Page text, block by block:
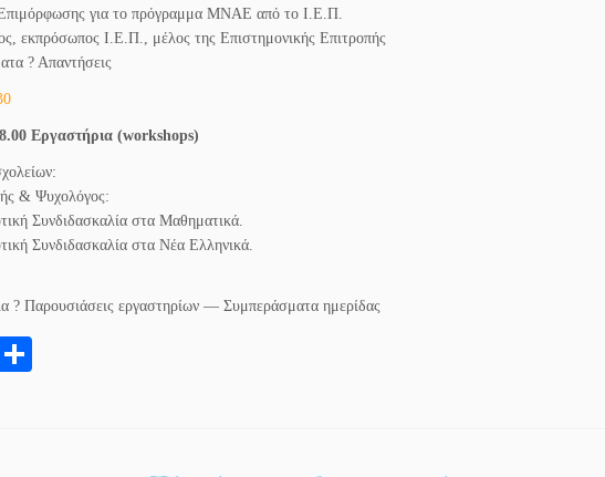
για το πρόγραμμα ΜΝΑΕ από το Ι.Ε.Π.
εκπρόσωπος Ι.Ε.Π., μέλος της Επιστημονικής Επιτροπής
? Απαντήσεις
Εργαστήρια (workshops)
& Ψυχολόγος:
Συνδιδασκαλία στα Μαθηματικά.
Συνδιδασκαλία στα Νέα Ελληνικά.
? Παρουσιάσεις εργαστηρίων — Συμπεράσματα ημερίδας
E